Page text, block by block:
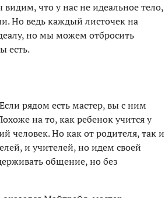
что у нас не идеальное тело,
Но ведь каждый листочек на
но мы можем отбросить
есть.
рядом есть мастер, вы с ним
на то, как ребенок учится у
человек. Но как от родителя, так и
и учителей, но идем своей
общение, но без